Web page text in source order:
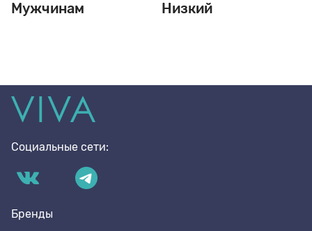
Мужчинам Низкий
Социальные сети:
Бренды